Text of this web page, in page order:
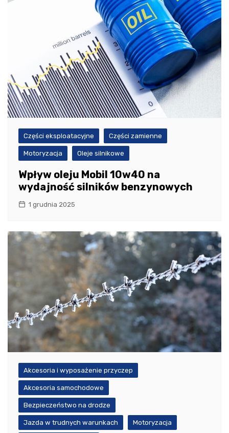
Części eksploatacyjne Części zamienne
Motoryzacja Oleje silnikowe
Wpływ oleju Mobil 10w40 na
wydajność silników benzynowych
1 grudnia 2025
Akcesoria i wyposażenie przyczep
Akcesoria samochodowe
Bezpieczeństwo na drodze
Jazda w trudnych warunkach Motoryzacja